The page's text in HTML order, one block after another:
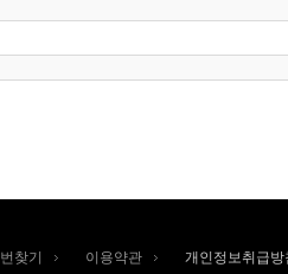
찾기 이용약관 개인정보취급방